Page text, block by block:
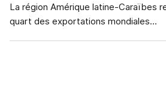
La région Amérique latine-Caraïbes
quart des exportations mondiales...